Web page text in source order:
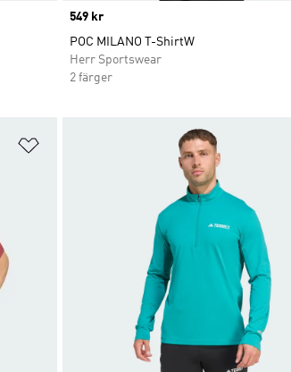
Price
549 kr
POC MILANO T-ShirtW
Herr Sportswear
2 färger
Lägg till på önskelistan